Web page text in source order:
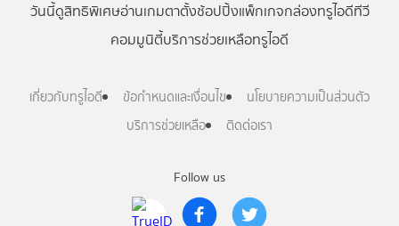
Follow us
วันนี้ดูสิทธิพิเศษอ่านเกมตาตั้งช้อปปิ้งแพ็กเกจกล่องทรูไอดีทีวี
คอมมูนิตี้บริการช่วยเหลือทรูไอดี
เกี่ยวกับทรูไอดี ข้อกำหนดและเงื่อนไข
นโยบายความเป็นส่วนตัว
บริการช่วยเหลือ
ติดต่อเรา